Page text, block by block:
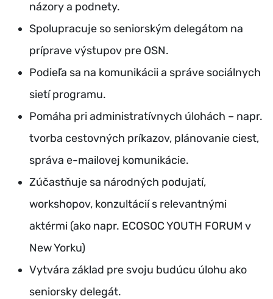
názory a podnety.
Spolupracuje so seniorským delegátom na
príprave výstupov pre OSN.
Podieľa sa na komunikácii a správe sociálnych
sietí programu.
Pomáha pri administratívnych úlohách – napr.
tvorba cestovných príkazov, plánovanie ciest,
správa e-mailovej komunikácie.
Zúčastňuje sa národných podujatí,
workshopov, konzultácií s relevantnými
aktérmi (ako napr. ECOSOC YOUTH FORUM v
New Yorku)
Vytvára základ pre svoju budúcu úlohu ako
seniorsky delegát.